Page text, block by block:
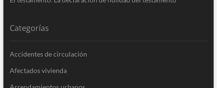
Categorías
Accidentes de circulación
Afectados vivienda